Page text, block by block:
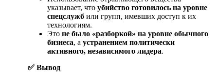
указывает, что убийство готовилось на уровне
спецслужб или групп, имевших доступ к их
технологиям.
Это не было «разборкой» на уровне обычного
бизнеса, а устранением политически
активного, независимого лидера.
✅ Вывод